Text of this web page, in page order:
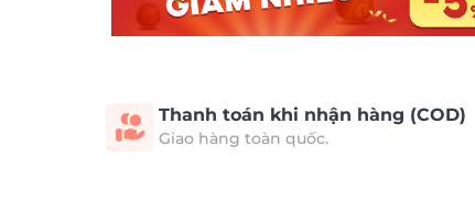
Thanh toán khi nhận hàng (COD)
Giao hàng toàn quốc.